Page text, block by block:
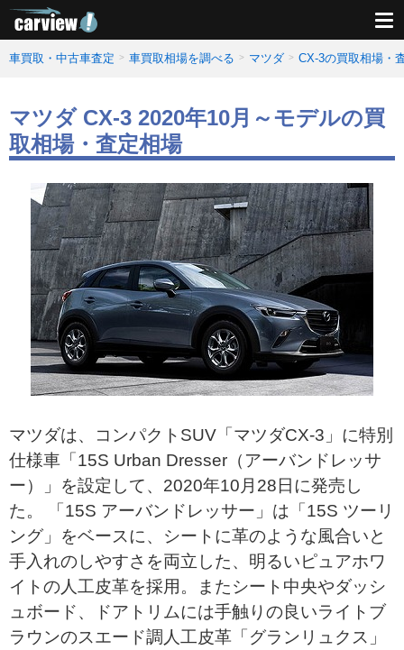
車買取・中古車査定 車買取相場を調べる マツダ CX-3の買取相場・
マツダ CX-3 2020年10月～モデルの買
取相場・査定相場
マツダは、コンパクトSUV「マツダCX-3」に特別
仕様車「15S Urban Dresser（アーバンドレッサ
ー）」を設定して、2020年10月28日に発売し
た。 「15S アーバンドレッサー」は「15S ツーリ
ング」をベースに、シートに革のような風合いと
手入れのしやすさを両立した、明るいピュアホワ
イトの人工皮革を採用。またシート中央やダッシ
ュボード、ドアトリムには手触りの良いライトブ
ラウンのスエード調人工皮革「グランリュクス」